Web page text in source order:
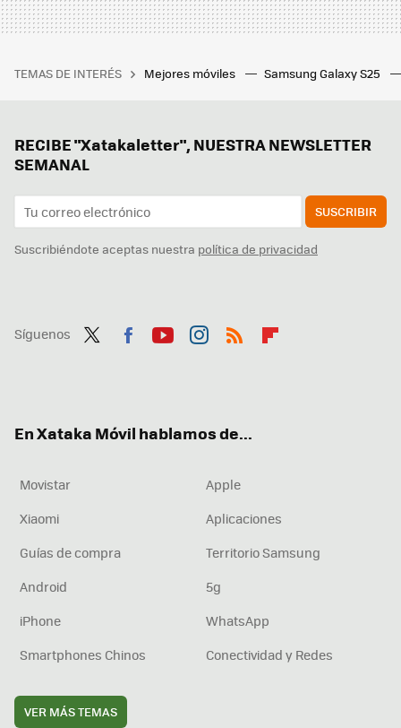
TEMAS DE INTERÉS Mejores móviles Samsung Galaxy S25
RECIBE "Xatakaletter", NUESTRA NEWSLETTER
SEMANAL
SUSCRIBIR
Suscribiéndote aceptas nuestra política de privacidad
Síguenos
En Xataka Móvil hablamos de...
Movistar
Apple
Xiaomi
Aplicaciones
Guías de compra
Territorio Samsung
Android
5g
iPhone
WhatsApp
Smartphones Chinos
Conectividad y Redes
VER MÁS TEMAS